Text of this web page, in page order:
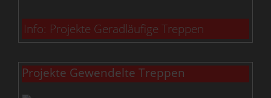
Info: Projekte Geradläufige Treppen
Projekte Gewendelte Treppen